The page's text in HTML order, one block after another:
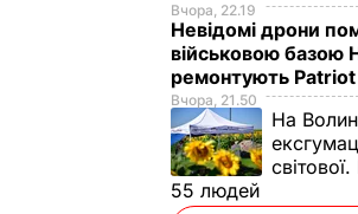
Вчора, 22.19
Невідомі дрони
військовою базою
ремонтують Patriot
Вчора, 21.50
На
55 людей